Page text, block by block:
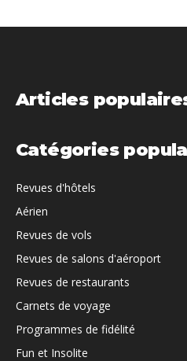
Articles
Catégories
Revues d'hôtels
Aérien
Revues de vols
Revues de salons d'aéroport
Revues de restaurants
Carnets de voyage
Programmes de fidélité
Fun et Insolite